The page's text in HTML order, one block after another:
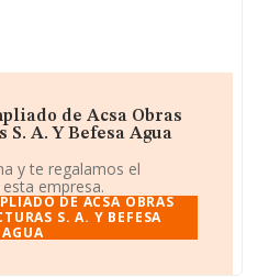
de Acsa Obras
A. Y Befesa Agua
y te regalamos el
empresa.
DE ACSA OBRAS
S. A. Y BEFESA
AGUA